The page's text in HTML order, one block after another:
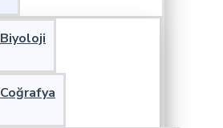
Biyoloji
Coğrafya